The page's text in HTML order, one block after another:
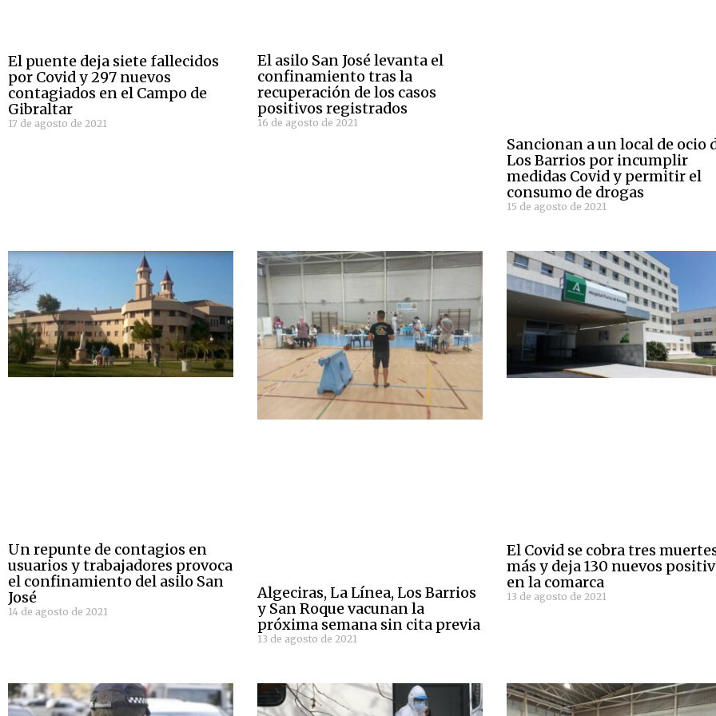
El puente deja siete fallecidos
por Covid y 297 nuevos
contagiados en el Campo de
Gibraltar
17 de agosto de 2021
El asilo San José levanta el
confinamiento tras la
recuperación de los casos
positivos registrados
16 de agosto de 2021
Sancionan a un local de ocio
Los Barrios por incumplir
medidas Covid y permitir el
consumo de drogas
15 de agosto de 2021
Un repunte de contagios en
usuarios y trabajadores provoca
el confinamiento del asilo San
José
14 de agosto de 2021
Algeciras, La Línea, Los Barrios
y San Roque vacunan la
próxima semana sin cita previa
13 de agosto de 2021
El Covid se cobra tres
más y deja 130 nuevos
en la comarca
13 de agosto de 2021